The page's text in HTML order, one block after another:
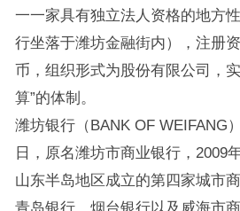
一一家具有独立法人资格的地方
行坐落于潍坊金融街内），注册
币，组织形式为股份有限公司，
算”的体制。
潍坊银行（BANK OF WEIFANG
日，原名潍坊市商业银行，2009
山东半岛地区成立的第四家城市
青岛银行、烟台银行以及威海市商